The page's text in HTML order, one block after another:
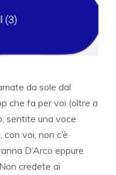
da sole dal
che fa per voi (oltre a
sentite una voce
voi, non c’è
D’Arco eppure
credete ai